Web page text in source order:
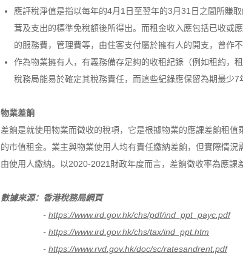
應評稅淨值是指以每年的4月1日至翌年的3月31日之間所賺
茸及支出的標準免稅額後所得出。而租金收入應包括已收或
的服務費，管理費等，由住客支付屬於擁有人的開支，曾作
作為物業擁有人，有義務備存足夠的收租紀錄（例如租約，
稅務局能易於確定其稅務責任，而這些紀錄應保留為期最少7
物業差餉
差餉是就使用物業而徵收的稅項，它是根據物業的應課差餉租
的市值租金。業主與物業使用人均有責任繳納差餉，但實際情
由使用人繳納。以2020-2021財政年度而言，差餉徵收率為應課
數據來源：香港稅務局網頁
- https://www.ird.gov.hk/chs/pdf/ind_ppt_payc.pdf
- https://www.ird.gov.hk/chs/tax/ind_ppt.htm
- https://www.rvd.gov.hk/doc/sc/ratesandrent.pdf